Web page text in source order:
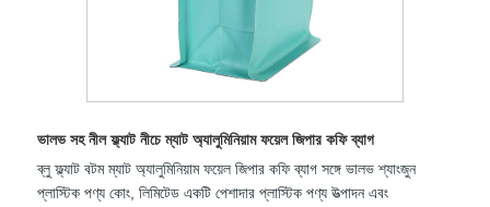
ভালভ সহ নীল ফ্ল্যাট নীচে ম্যাট অ্যালুমিনিয়াম ফয়েল জিপার কফি ব্যাগ
ব্লু ফ্ল্যাট বটম ম্যাট অ্যালুমিনিয়াম ফয়েল জিপার কফি ব্যাগ সঙ্গে ভালভ শ্যাংজুন
প্লাস্টিক পণ্য কোং, লিমিটেড একটি পেশাদার প্লাস্টিক পণ্য উত্পাদন এবং